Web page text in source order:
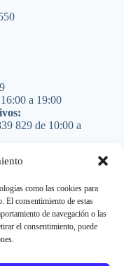
como las cookies para
El consentimiento de estas
de navegación o las
el consentimiento, puede
a 19:00
829de 10:00 a